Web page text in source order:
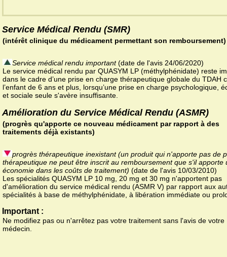
Service Médical Rendu (SMR)
(intérêt clinique du médicament permettant son remboursement)
Service médical rendu important(date de l'avis 24/06/2020)
Le service médical rendu par QUASYM LP (méthylphénidate) reste
dans le cadre d’une prise en charge thérapeutique globale du TDAH
l’enfant de 6 ans et plus, lorsqu’une prise en charge psychologique,
et sociale seule s'avère insuffisante.
Amélioration du Service Médical Rendu (ASMR)
(progrès qu'apporte ce nouveau médicament par rapport à des
traitements déjà existants)
progrès thérapeutique inexistant (un produit qui n'apporte pas de
thérapeutique ne peut être inscrit au remboursement que s'il apporte
économie dans les coûts de traitement) (date de l'avis 10/03/2010)
Les spécialités QUASYM LP 10 mg, 20 mg et 30 mg n'apportent pas
d'amélioration du service médical rendu (ASMR V) par rapport aux
spécialités à base de méthylphénidate, à libération immédiate ou
Important :
Ne modifiez pas ou n'arrêtez pas votre traitement sans l'avis de votre
médecin.